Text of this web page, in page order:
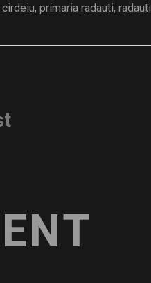
, primaria radauti, radauti